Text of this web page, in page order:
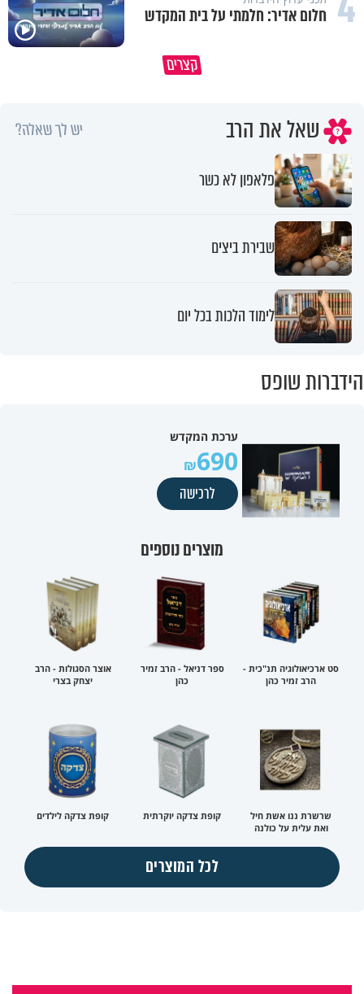
חלום אדיר: חלמתי על בית המקדש
קצרים
תום עוז: "אם הייתי אתאיסט,
שאל את הרב יש לך שאלה?
פלאפון לא כשר
שבירת ביצים
לימוד הלכות בכל יום
הידברות שופס
ערכת המקדש
690
לרכישה
מוצרים נוספים
סט ארכיאולוגיה תנ"כית -
הרב זמיר כהן
ספר דניאל - הרב זמיר
כהן
אוצר הסגולות - הרב
יצחק בצרי
שרשרת ננו אשת חיל
ואת עלית על כולנה
קופת צדקה יוקרתית קופת צדקה לילדים
לכל המוצרים